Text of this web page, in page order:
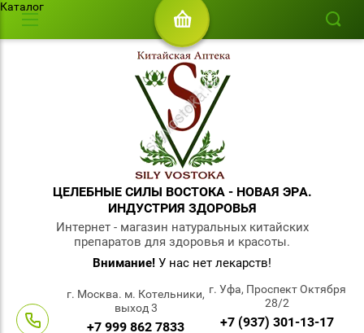
Каталог
ЦЕЛЕБНЫЕ СИЛЫ ВОСТОКА - НОВАЯ ЭРА.
ИНДУСТРИЯ ЗДОРОВЬЯ
Интернет - магазин натуральных китайских
препаратов для здоровья и красоты.
Внимание! У нас нет лекарств!
г. Москва. м. Котельники,
выход 3
+7 999 862 7833
г. Уфа, Проспект Октября
28/2
+7 (937) 301-13-17